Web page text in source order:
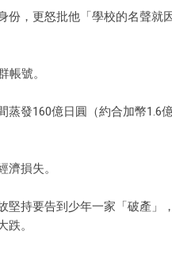
份，更怒批他「學校的名聲就
號。
發160億日圓（約合加幣1.6
損失。
持要告到少年一家「破產」
。